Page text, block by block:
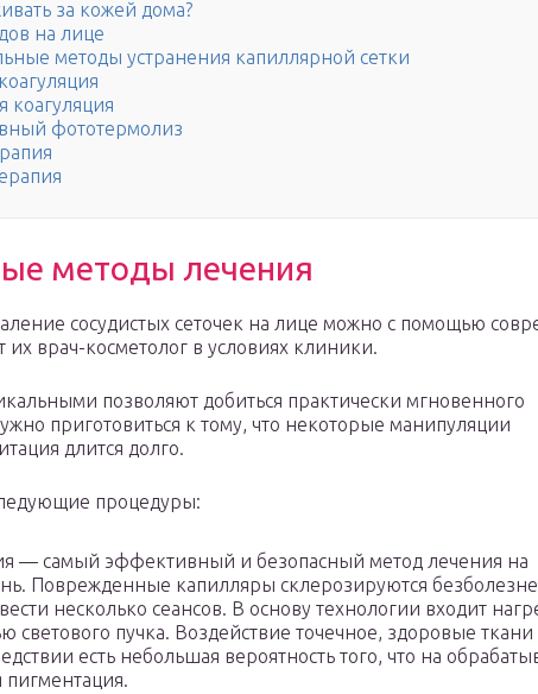
за кожей дома?
на лице
методы устранения капиллярной сетки
коагуляция
фототермолиз
методы лечения
сосудистых сеточек на лице можно с помощью
врач-косметолог в условиях клиники.
позволяют добиться практически мгновенного
приготовиться к тому, что некоторые манипуляции
длится долго.
процедуры:
— самый эффективный и безопасный метод лечения на
Поврежденные капилляры склерозируются
несколько сеансов. В основу технологии входит
светового пучка. Воздействие точечное, здоровые ткани
есть небольшая вероятность того, что на
пигментация.